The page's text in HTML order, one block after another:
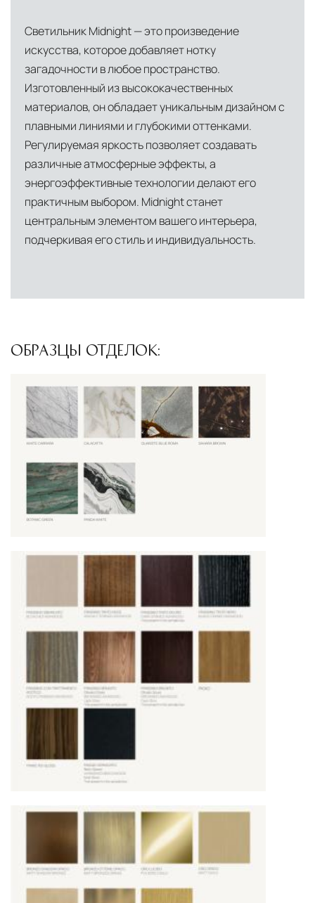
Светильник Midnight — это произведение
искусства, которое добавляет нотку
загадочности в любое пространство.
Изготовленный из высококачественных
материалов, он обладает уникальным дизайном с
плавными линиями и глубокими оттенками.
Регулируемая яркость позволяет создавать
различные атмосферные эффекты, а
энергоэффективные технологии делают его
практичным выбором. Midnight станет
центральным элементом вашего интерьера,
подчеркивая его стиль и индивидуальность.
ОБРАЗЦЫ ОТДЕЛОК: